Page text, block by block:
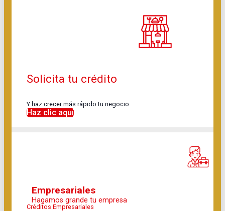
Solicita tu crédito
Y haz crecer más rápido tu negocio
Haz clic aquí
Empresariales
Hagamos grande tu empresa
Créditos Empresariales